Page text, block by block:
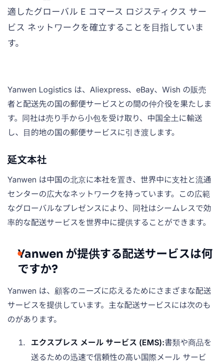
適したグローバル E コマース ロジスティクス サー
ビス ネットワークを確立することを目指していま
す。
Yanwen Logistics は、Aliexpress、eBay、Wish の販売
者と配送先の国の郵便サービスとの間の仲介役を果たしま
す。同社は売り手から小包を受け取り、中国全土に輸送
し、目的地の国の郵便サービスに引き渡します。
延文本社
Yanwen は中国の北京に本社を置き、世界中に支社と流通
センターの広大なネットワークを持っています。この広範
なグローバルなプレゼンスにより、同社はシームレスで効
率的な配送サービスを世界中に提供することができます。
Yanwen が提供する配送サービスは何
ですか?
Yanwen は、顧客のニーズに応えるためにさまざまな配送
サービスを提供しています。主な配送サービスには次のも
のがあります。
エクスプレス メール サービス (EMS):書類や商品を
送るための迅速で信頼性の高い国際メール サービ